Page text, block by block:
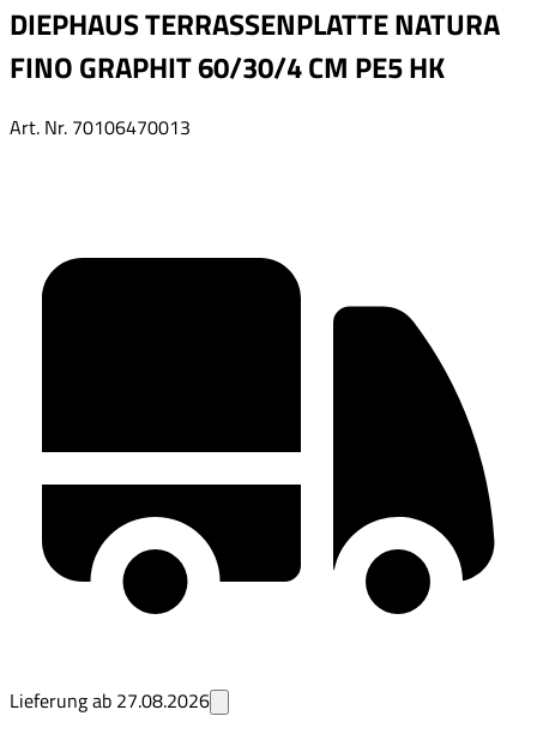
DIEPHAUS TERRASSENPLATTE NATURA
FINO GRAPHIT 60/30/4 CM PE5 HK
Art. Nr. 70106470013
Lieferung ab 27.08.2026